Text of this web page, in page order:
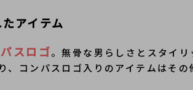
アイテム
スロゴ。無骨な男らしさとスタイ
、コンパスロゴ入りのアイテムはその